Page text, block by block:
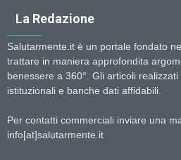
La Redazione
Salutarmente.it è un portale fondato
trattare in maniera approfondita
benessere a 360°. Gli articoli
istituzionali e banche dati affidabili.
Per contatti commerciali inviare una
info[at]salutarmente.it